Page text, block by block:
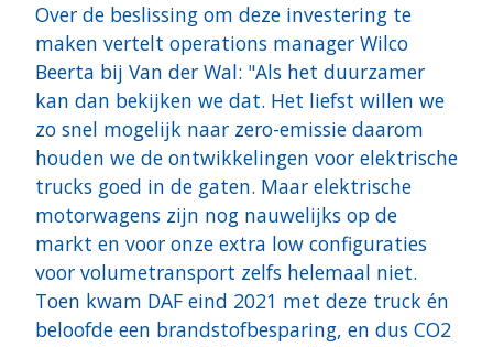
Over de beslissing om deze investering te
maken vertelt operations manager Wilco
Beerta bij Van der Wal: "Als het duurzamer
kan dan bekijken we dat. Het liefst willen we
zo snel mogelijk naar zero-emissie daarom
houden we de ontwikkelingen voor elektrische
trucks goed in de gaten. Maar elektrische
motorwagens zijn nog nauwelijks op de
markt en voor onze extra low configuraties
voor volumetransport zelfs helemaal niet.
Toen kwam DAF eind 2021 met deze truck én
beloofde een brandstofbesparing, en dus CO2